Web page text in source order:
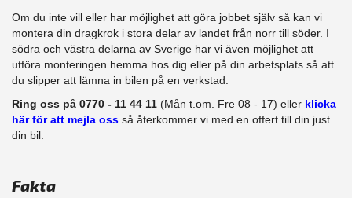
Om du inte vill eller har möjlighet att göra jobbet själv så kan vi
montera din dragkrok i stora delar av landet från norr till söder. I
södra och västra delarna av Sverige har vi även möjlighet att
​utföra monteringen hemma hos dig eller på din arbetsplats så att
du slipper att lämna in bilen på en verkstad.
Ring oss på 0770 - 11 44 11 (Mån t.om. Fre 08 - 17) eller klicka
här för att mejla oss så återkommer vi med en offert till din just
din bil.
Fakta